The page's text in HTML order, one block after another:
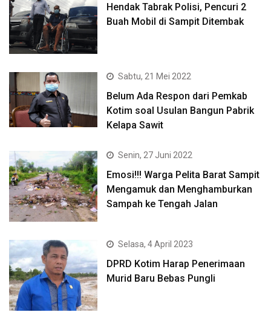
Hendak Tabrak Polisi, Pencuri 2
Buah Mobil di Sampit Ditembak
Sabtu, 21 Mei 2022
Belum Ada Respon dari Pemkab
Kotim soal Usulan Bangun Pabrik
Kelapa Sawit
Senin, 27 Juni 2022
Emosi!!! Warga Pelita Barat Sampit
Mengamuk dan Menghamburkan
Sampah ke Tengah Jalan
Selasa, 4 April 2023
DPRD Kotim Harap Penerimaan
Murid Baru Bebas Pungli